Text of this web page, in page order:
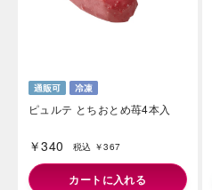
ピュルテ とちおとめ苺4本入
￥340 税込 ￥367
カートに入れる